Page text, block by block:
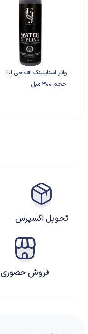
واتر استایلینگ اف جی FJ
حجم ۳۰۰ میل
تحویل اکسپرس
فروش حضوری